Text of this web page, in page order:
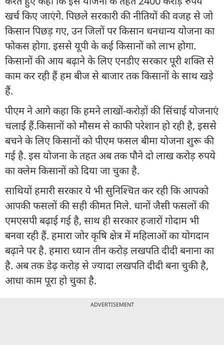
खर्च किए जाएंगे. पिछले सरकारी की नीतियों की वजह से जो
किसान पिछड़ गए, उन जिलों पर किसान धनधान्य योजना का
फोकस होगा. इससे यूपी के कई किसानों को लाभ होगा.
किसानों की आय बढ़ाने के लिए एनडीए सरकार पूरी शक्ति से
काम कर रही हैं हम बीज से बाजार तक किसानों के साथ खड़े
हैं.
पीएम ने आगे कहा कि हमने लाखों-करोड़ों की सिंचाई योजनाएं
चलाईं हैं.किसानों को मौसम से काफी परेशान हो रही है, इससे
बचने के लिए किसानों को पीएम फसल बीमा योजना शुरू की
गई है. इस योजना के तहत अब तक पौने दो लाख करोड़ रुपये
का क्लेम किसानों को दिया जा चुका है.
साथियों हमारी सरकार ये भी सुनिश्चित कर रही कि आपको
आपकी फसलों की सही कीमत मिले. धानों जैसी फसलों की
एमएसपी बढ़ाई गई है, साथ ही सरकार हजारों गोदाम भी
बनवा रही हैं. हमारा जोर कृषि क्षेत्र में महिलाओं का योगदान
बढ़ाने पर है. हमारा ध्यान तीन करोड़ लखपति दीदी बनाना का
है. अब तक डेढ़ करोड़ से ज्यादा लखपति दीदी बना चुकी है,
आधा काम पूरा हो चुका है.
ADVERTISEMENT